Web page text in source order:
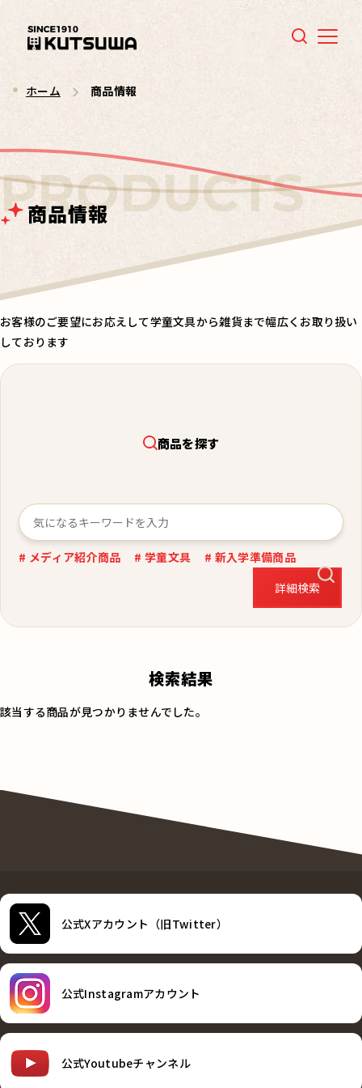
Menu
ホーム 商品情報
商品情報
お客様のご要望にお応えして学童文具から雑貨まで幅広くお取り扱い
しております
商品を探す
詳細検索
# メディア紹介商品 # 学童文具 # 新入学準備商品
検索結果
該当する商品が見つかりませんでした。
公式Xアカウント（旧Twitter）
公式Instagramアカウント
公式Youtubeチャンネル